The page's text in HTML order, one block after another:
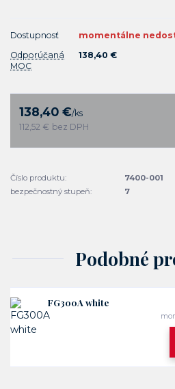
Dostupnosť
momentálne
Odporúčaná
MOC
138,40 €
138,40 €/ks
112,52 € bez DPH
Číslo produktu:
7400-001
bezpečnostný stupeň:
7
Podobné
FG300A white